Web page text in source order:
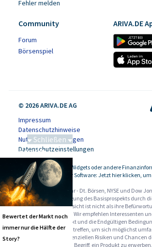
Fehler melden
Community
Forum
Börsenspiel
ARIVA.DE
© 2026 ARIVA.DE AG
Impressum
Datenschutzhinweise
Nutzungsbedingungen
Datenschutzeinstellungen
-
Kursdaten, Widgets oder andere
Website oder Software: Jetzt hier klicken,
stellen.
Alle Angaben ohne Gewähr - Dt. Börsen, NYSE und Dow
Werbehinweise:
Die Billigung des Basisprospekts durch
Finanzdienstleistungsaufsicht ist nicht als ihre
Wertpapiere zu verstehen. Wir empfehlen Interessenten
Anlegern den Basisprospekt und die Endgültigen
eine Anlageentscheidung treffen, um sich möglichst
insbesondere über die potenziellen Risiken und Chancen
Warnhinweise: Sie sind im Begriff, ein Produkt zu
Schließen
Saga bei 0,53 CAD
Bewertet der Markt noch
immer nur die Hälfte der
Story?